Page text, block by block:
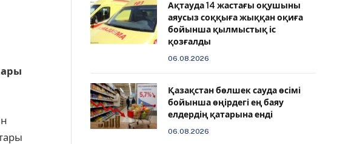
Ақтауда 14 жастағы оқушыны
аяусыз соққыға жыққан оқиға
бойынша қылмыстық іс
қозғалды
06.08.2026
Қазақстан бөлшек сауда өсімі
бойынша өңірдегі ең баяу
елдердің қатарына енді
06.08.2026